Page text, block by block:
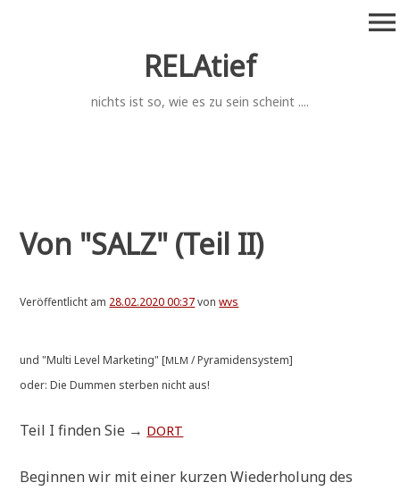
RELAtief
nichts ist so, wie es zu sein scheint ....
menu
Von "SALZ" (Teil II)
Veröffentlicht am 28.02.2020 00:37vonwvs
und "Mul­ti Level Mar­ke­ting" [MLM / Pyramidensystem]
oder: Die Dum­men ster­ben nicht aus!
Teil I fin­den Sie → DORT
Begin­nen wir mit einer kur­zen Wie­der­ho­lung des